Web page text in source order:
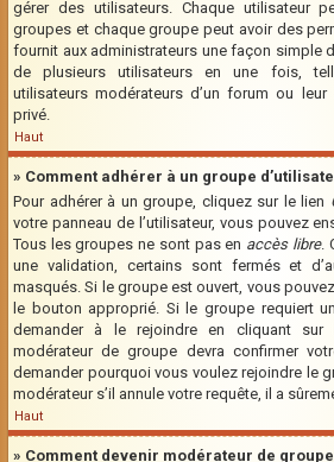
gérer des utilisateurs. Chaque utilisateur
groupes et chaque groupe peut avoir des
fournit aux administrateurs une façon simple
de plusieurs utilisateurs en une fois,
utilisateurs modérateurs d’un forum ou
privé.
Haut
» Comment adhérer à un groupe
Pour adhérer à un groupe, cliquez sur le lien
votre panneau de l’utilisateur, vous pouvez
Tous les groupes ne sont pas en accès libre.
une validation, certains sont fermés et
masqués. Si le groupe est ouvert, vous
le bouton approprié. Si le groupe requiert
demander à le rejoindre en cliquant sur
modérateur de groupe devra confirmer
demander pourquoi vous voulez rejoindre le
modérateur s’il annule votre requête, il a
Haut
» Comment devenir modérateur de